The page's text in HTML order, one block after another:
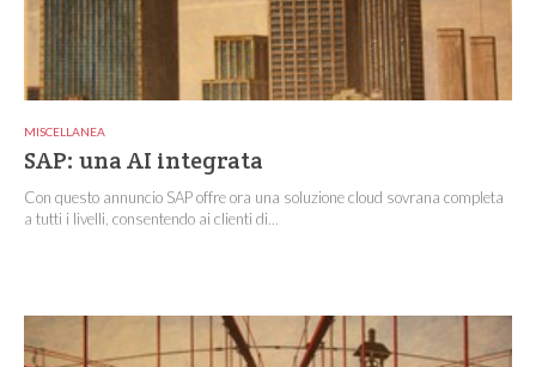
MISCELLANEA
SAP: una AI integrata
Con questo annuncio SAP offre ora una soluzione cloud sovrana completa
a tutti i livelli, consentendo ai clienti di...